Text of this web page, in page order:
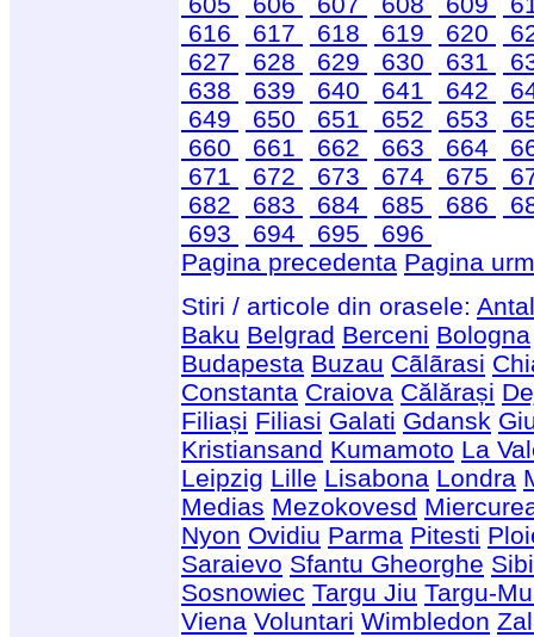
616
617 618 619 620
627
628 629 630 631
638
639 640 641 642
649
650 651 652 653
660
661 662 663 664
671
672 673 674 675
682
683 684 685 686
693
694 695
696
Pagina precedenta Pagina
Stiri / articole din orasele:
Baku Belgrad Berceni Bologna
Budapesta Buzau Cãlãrasi
Constanta Craiova Călărași
Filiași Filiasi Galati Gdansk
Kristiansand Kumamoto La
Leipzig Lille Lisabona Londra
Medias Mezokovesd
Nyon Ovidiu Parma Pitesti
Saraievo Sfantu Gheorghe
Sosnowiec Targu Jiu Targu-
Viena Voluntari Wimbledon